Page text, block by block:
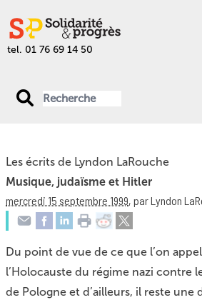
tel. 01 76 69 14 50
Les écrits de Lyndon LaRouche
Musique, judaïsme et Hitler
mercredi 15 septembre 1999, par Lyndon
Du point de vue de ce que l’on
l’Holocauste du régime nazi contre
de Pologne et d’ailleurs, il reste une